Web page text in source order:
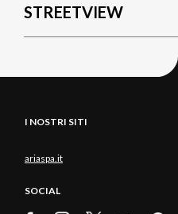
STREETVIEW
I NOSTRI SITI
ariaspa.it
SOCIAL